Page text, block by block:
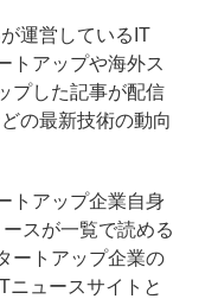
運営しているIT
トアップや海外ス
プした記事が配信
の最新技術の動向
トアップ企業自身
スが一覧で読める
ートアップ企業の
ニュースサイトと